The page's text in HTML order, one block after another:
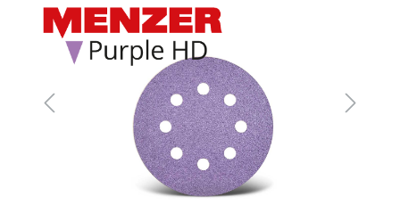
Bildergalerie überspringen